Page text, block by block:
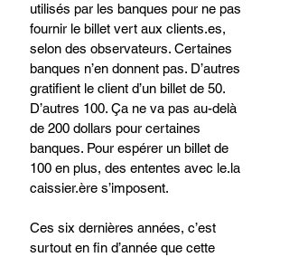
utilisés par les banques pour ne pas
fournir le billet vert aux clients.es,
selon des observateurs. Certaines
banques n’en donnent pas. D’autres
gratifient le client d’un billet de 50.
D’autres 100. Ça ne va pas au-delà
de 200 dollars pour certaines
banques. Pour espérer un billet de
100 en plus, des ententes avec le.la
caissier.ère s’imposent.
Ces six dernières années, c’est
surtout en fin d’année que cette